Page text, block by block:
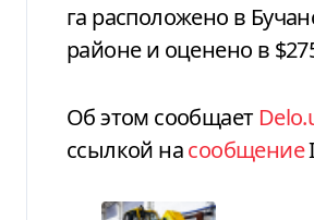
га расположено в
районе и оценено в
Об этом сообщает
ссылкой насообщение